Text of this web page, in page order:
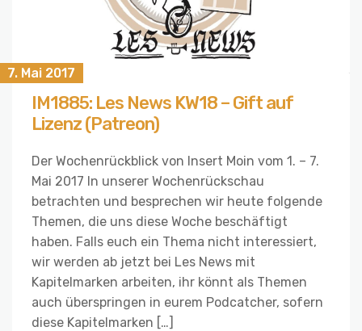
7. Mai 2017
IM1885: Les News KW18 – Gift auf
Lizenz (Patreon)
Der Wochenrückblick von Insert Moin vom 1. – 7.
Mai 2017 In unserer Wochenrückschau
betrachten und besprechen wir heute folgende
Themen, die uns diese Woche beschäftigt
haben. Falls euch ein Thema nicht interessiert,
wir werden ab jetzt bei Les News mit
Kapitelmarken arbeiten, ihr könnt als Themen
auch überspringen in eurem Podcatcher, sofern
diese Kapitelmarken […]